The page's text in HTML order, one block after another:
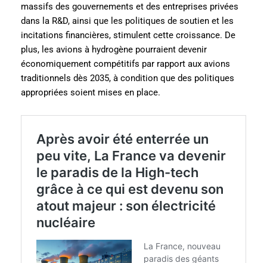
massifs des gouvernements et des entreprises privées
dans la R&D, ainsi que les politiques de soutien et les
incitations financières, stimulent cette croissance. De
plus, les avions à hydrogène pourraient devenir
économiquement compétitifs par rapport aux avions
traditionnels dès 2035, à condition que des politiques
appropriées soient mises en place.